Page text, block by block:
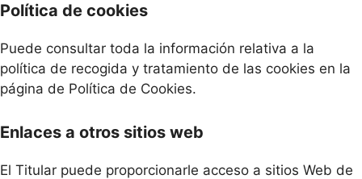
Política de cookies
Puede consultar toda la información relativa a la
política de recogida y tratamiento de las cookies en la
página de Política de Cookies.
Enlaces a otros sitios web
El Titular puede proporcionarle acceso a sitios Web de